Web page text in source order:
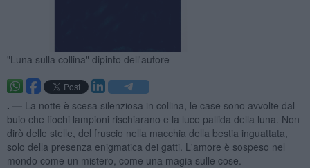
"Luna sulla collina" dipinto dell'autore
. — La notte è scesa silenziosa in collina, le case sono avvolte dal
buio che fiochi lampioni rischiarano e la luce pallida della luna. Non
dirò delle stelle, del fruscio nella macchia della bestia inguattata,
solo della presenza enigmatica dei gatti. L'amore è sospeso nel
mondo come un mistero, come una magia sulle cose.